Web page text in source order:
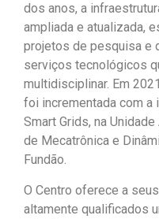
dos anos, a
ampliada e atualizada,
projetos de pesquisa e
serviços tecnológicos
multidisciplinar. Em
foi incrementada com a
Smart Grids, na
de Mecatrônica e
Fundão.
O Centro oferece a
altamente qualificados